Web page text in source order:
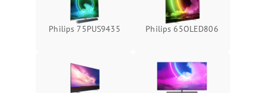
Philips 75PUS9435 Philips 65OLED806